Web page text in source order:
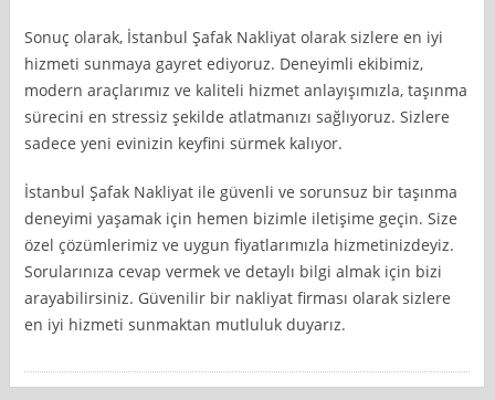
Sonuç olarak, İstanbul Şafak Nakliyat olarak sizlere en iyi
hizmeti sunmaya gayret ediyoruz. Deneyimli ekibimiz,
modern araçlarımız ve kaliteli hizmet anlayışımızla, taşınma
sürecini en stressiz şekilde atlatmanızı sağlıyoruz. Sizlere
sadece yeni evinizin keyfini sürmek kalıyor.
İstanbul Şafak Nakliyat ile güvenli ve sorunsuz bir taşınma
deneyimi yaşamak için hemen bizimle iletişime geçin. Size
özel çözümlerimiz ve uygun fiyatlarımızla hizmetinizdeyiz.
Sorularınıza cevap vermek ve detaylı bilgi almak için bizi
arayabilirsiniz. Güvenilir bir nakliyat firması olarak sizlere
en iyi hizmeti sunmaktan mutluluk duyarız.